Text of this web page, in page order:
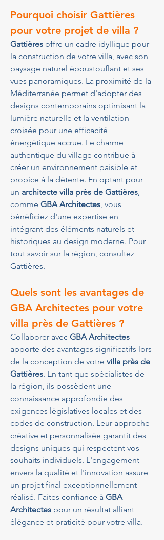
Pourquoi choisir Gattières
pour votre projet de villa ?
Gattières offre un cadre idyllique pour
la construction de votre villa, avec son
paysage naturel époustouflant et ses
vues panoramiques. La proximité de la
Méditerranée permet d'adopter des
designs contemporains optimisant la
lumière naturelle et la ventilation
croisée pour une efficacité
énergétique accrue. Le charme
authentique du village contribue à
créer un environnement paisible et
propice à la détente. En optant pour
un architecte villa près de Gattières,
comme GBA Architectes, vous
bénéficiez d'une expertise en
intégrant des éléments naturels et
historiques au design moderne. Pour
tout savoir sur la région, consultez
Gattières.
Quels sont les avantages de
GBA Architectes pour votre
villa près de Gattières ?
Collaborer avec GBA Architectes
apporte des avantages significatifs lors
de la conception de votre villa près de
Gattières. En tant que spécialistes de
la région, ils possèdent une
connaissance approfondie des
exigences législatives locales et des
codes de construction. Leur approche
créative et personnalisée garantit des
designs uniques qui respectent vos
souhaits individuels. L'engagement
envers la qualité et l'innovation assure
un projet final exceptionnellement
réalisé. Faites confiance à GBA
Architectes pour un résultat alliant
élégance et praticité pour votre villa.